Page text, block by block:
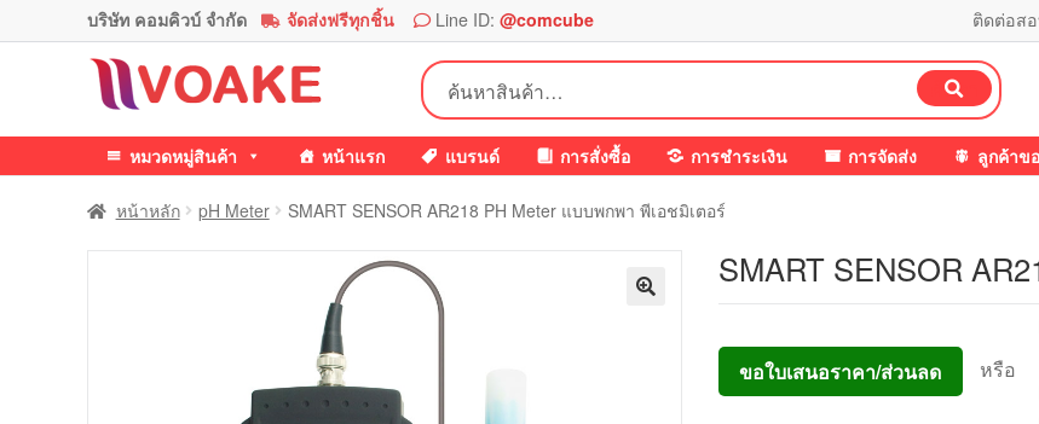
บริษัท คอมคิวบ์ จำกัด จัดส่งฟรีทุกชิ้น Line ID: @comcube ติดต่อส
Skip
to
Skip
to
ค้นหา:
ค้นหา
หมวดหมู่สินค้า หน้าแรก แบรนด์ การสั่งซื้อ การชำระเงิน การจัดส่ง ลูกค้าข
หน้าหลัก pH Meter SMART SENSOR AR218 PH Meter แบบพกพา พีเอชมิเตอร์
SMART SENSOR
ขอใบเสนอราคา/ส่วนลด หรือ